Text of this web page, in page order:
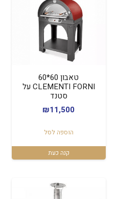
טאבון 60*60
CLEMENTI FORNI על
סטנד
₪11,500
הוספה לסל
קנה כעת